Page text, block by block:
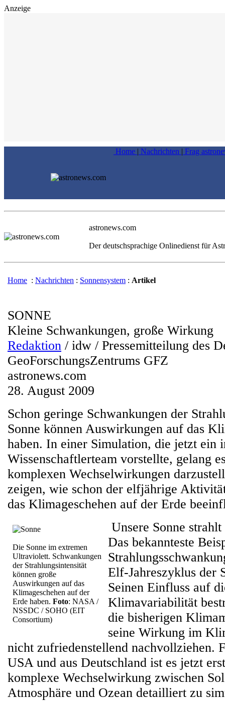
Anzeige
Home | Nachrichten | Frag
astronews.com
Der deutschsprachige Onlinedienst für
Home : Nachrichten : Sonnensystem : Artikel
SONNE
Kleine Schwankungen, große Wirkung
Redaktion / idw / Pressemitteilung des
GeoForschungsZentrums GFZ
astronews.com
28. August 2009
Schon geringe Schwankungen der
Sonne können Auswirkungen auf das
haben. In einer Simulation, die jetzt ein
Wissenschaftlerteam vorstellte, gelang
komplexen Wechselwirkungen
zeigen, wie schon der elfjährige
das Klimageschehen auf der Erde
Die Sonne im extremen
Ultraviolett. Schwankungen
der Strahlungsintensität
können große
Auswirkungen auf das
Klimageschehen auf der
Erde haben. Foto: NASA /
NSSDC / SOHO (EIT
Consortium)
Unsere Sonne
Das bekannteste
Elf-Jahreszyklus der
Seinen Einfluss auf
Klimavariabilität
die bisherigen
seine Wirkung im
nicht zufriedenstellend nachvollziehen.
USA und aus Deutschland ist es jetzt
komplexe Wechselwirkung zwischen
Atmosphäre und Ozean detailliert zu